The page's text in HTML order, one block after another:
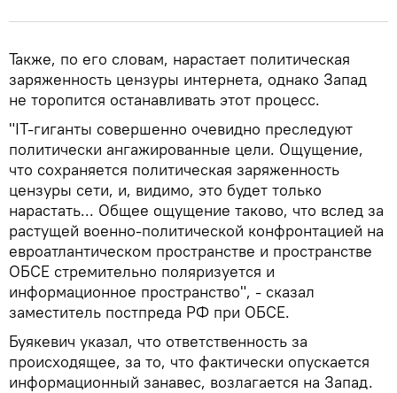
Также, по его словам, нарастает политическая
заряженность цензуры интернета, однако Запад
не торопится останавливать этот процесс.
"IT-гиганты совершенно очевидно преследуют
политически ангажированные цели. Ощущение,
что сохраняется политическая заряженность
цензуры сети, и, видимо, это будет только
нарастать... Общее ощущение таково, что вслед за
растущей военно-политической конфронтацией на
евроатлантическом пространстве и пространстве
ОБСЕ стремительно поляризуется и
информационное пространство", - сказал
заместитель постпреда РФ при ОБСЕ.
Буякевич указал, что ответственность за
происходящее, за то, что фактически опускается
информационный занавес, возлагается на Запад.